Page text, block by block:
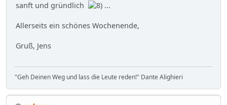
sanft und gründlich ...
Allerseits ein schönes Wochenende,
Gruß, Jens
"Geh Deinen Weg und lass die Leute reden!" Dante Alighieri